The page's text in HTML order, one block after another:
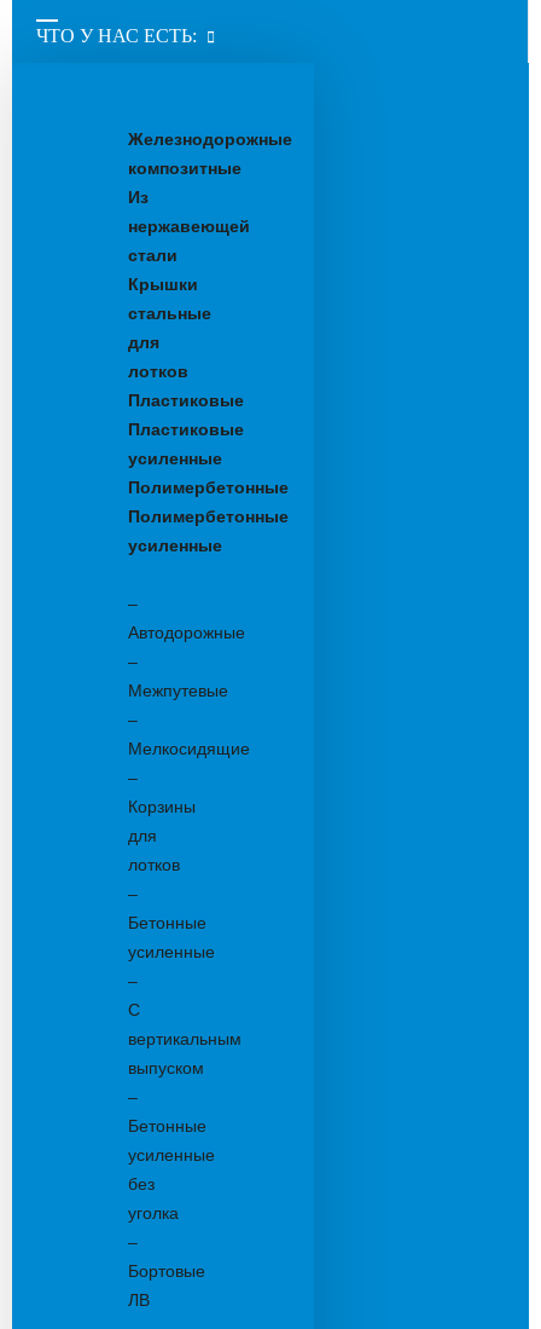
ЧТО У НАС ЕСТЬ:
Железнодорожные
композитные
Из
нержавеющей
стали
Крышки
стальные
для
лотков
Пластиковые
Пластиковые
усиленные
Полимербетонные
Полимербетонные
усиленные
–
Автодорожные
–
Межпутевые
–
Мелкосидящие
–
Корзины
для
лотков
–
Бетонные
усиленные
–
С
вертикальным
выпуском
–
Бетонные
усиленные
без
уголка
–
Бортовые
ЛВ